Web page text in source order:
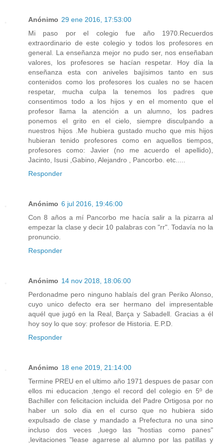
Anónimo 29 ene 2016, 17:53:00
Mi paso por el colegio fue año 1970.Recuerdos
extraordinario de este colegio y todos los profesores en
general. La enseñanza mejor no pudo ser, nos enseñaban
valores, los profesores se hacían respetar. Hoy día la
enseñanza esta con aniveles bajísimos tanto en sus
contenidos como los profesores los cuales no se hacen
respetar, mucha culpa la tenemos los padres que
consentimos todo a los hijos y en el momento que el
profesor llama la atención a un alumno, los padres
ponemos el grito en el cielo, siempre disculpando a
nuestros hijos .Me hubiera gustado mucho que mis hijos
hubieran tenido profesores como en aquellos tiempos,
profesores como: Javier (no me acuerdo el apellido),
Jacinto, Isusi ,Gabino, Alejandro , Pancorbo. etc.....
Responder
Anónimo 6 jul 2016, 19:46:00
Con 8 años a mí Pancorbo me hacía salir a la pizarra al
empezar la clase y decir 10 palabras con "rr". Todavía no la
pronuncio.
Responder
Anónimo 14 nov 2018, 18:06:00
Perdonadme pero ninguno hablaís del gran Periko Alonso,
cuyo unico defecto era ser hermano del impresentable
aquél que jugó en la Real, Barça y Sabadell. Gracias a él
hoy soy lo que soy: profesor de Historia. E.P.D.
Responder
Anónimo 18 ene 2019, 21:14:00
Termine PREU en el ultimo año 1971 despues de pasar con
ellos mi educacion ,tengo el record del colegio en 5º de
Bachiller con felicitacion incluida del Padre Ortigosa por no
haber un solo dia en el curso que no hubiera sido
expulsado de clase y mandado a Prefectura no una sino
incluso dos veces ,luego las "hostias como panes"
,levitaciones "lease agarrese al alumno por las patillas y